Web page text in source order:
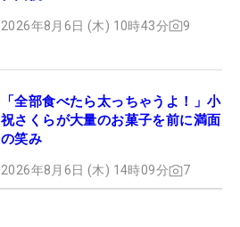
2026年8月6日 (木) 10時43分 9
「全部食べたら太っちゃうよ！」小
祝さくらが大量のお菓子を前に満面
の笑み
2026年8月6日 (木) 14時09分 7